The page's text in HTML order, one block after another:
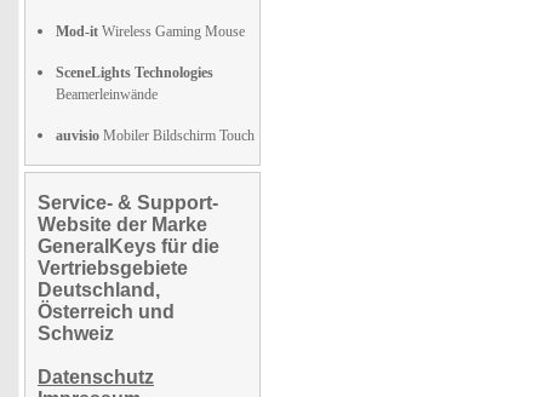
Mod-it Wireless Gaming Mouse
SceneLights Technologies
Beamerleinwände
auvisio Mobiler Bildschirm Touch
Service- & Support-
Website der Marke
GeneralKeys für die
Vertriebsgebiete
Deutschland,
Österreich und
Schweiz
Datenschutz